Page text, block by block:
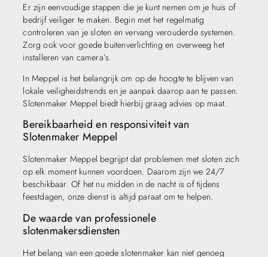
Er zijn eenvoudige stappen die je kunt nemen om je huis of
bedrijf veiliger te maken. Begin met het regelmatig
controleren van je sloten en vervang verouderde systemen.
Zorg ook voor goede buitenverlichting en overweeg het
installeren van camera’s.
In Meppel is het belangrijk om op de hoogte te blijven van
lokale veiligheidstrends en je aanpak daarop aan te passen.
Slotenmaker Meppel biedt hierbij graag advies op maat.
Bereikbaarheid en responsiviteit van
Slotenmaker Meppel
Slotenmaker Meppel begrijpt dat problemen met sloten zich
op elk moment kunnen voordoen. Daarom zijn we 24/7
beschikbaar. Of het nu midden in de nacht is of tijdens
feestdagen, onze dienst is altijd paraat om te helpen.
De waarde van professionele
slotenmakersdiensten
Het belang van een goede slotenmaker kan niet genoeg